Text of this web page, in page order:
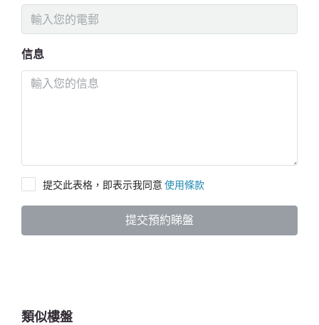
信息
提交此表格，即表示我同意 使用條款
提交預約睇盤
類似樓盤